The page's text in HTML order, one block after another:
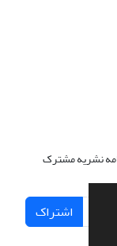
نشریه مشترک
اشتراک